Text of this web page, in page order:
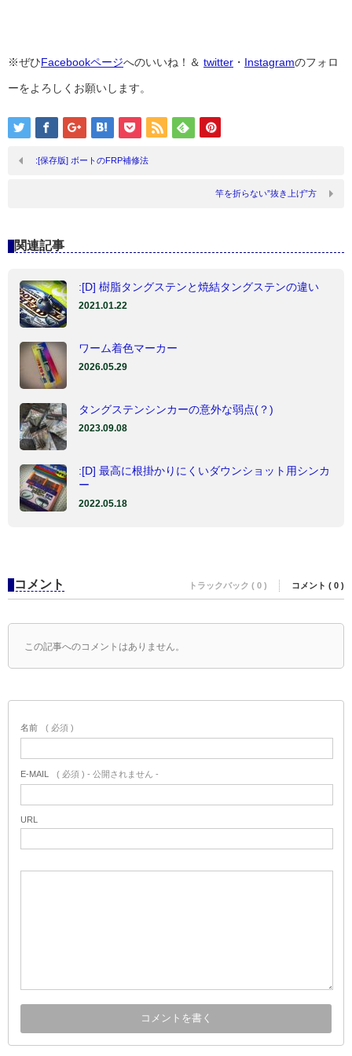
※ぜひFacebookページへのいいね！＆ twitter ・ Instagramのフォロ
ーをよろしくお願いします。
:[保存版] ボートのFRP補修法
竿を折らない”抜き上げ”方
関連記事
:[D] 樹脂タングステンと焼結タングステンの違い
2021.01.22
ワーム着色マーカー
2026.05.29
タングステンシンカーの意外な弱点(？)
2023.09.08
:[D] 最高に根掛かりにくいダウンショット用シンカ
ー
2022.05.18
コメント トラックバック ( 0 ) コメント ( 0 )
この記事へのコメントはありません。
名前 ( 必須 )
E-MAIL ( 必須 ) - 公開されません -
URL